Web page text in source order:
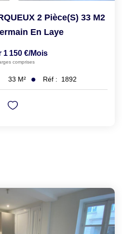
2 Pièce(s) 33 M2
En Laye
1 150 €/mois
comprises
33 M² Réf : 1892